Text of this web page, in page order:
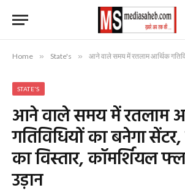
Home » State's » आने वाले समय में रतलाम आर्थिक गतिविधियों का बनेगा सेंटर, हवाई
STATE'S
आने वाले समय में रतलाम
गतिविधियों का बनेगा सेंटर,
का विस्तार, कॉमर्शियल
उड़ान